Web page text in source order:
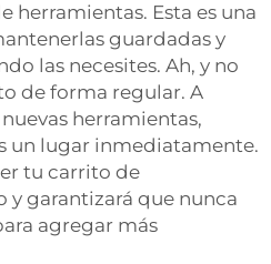
herramientas. Esta es una
guardadas y
las necesites. Ah, y no
de forma regular. A
herramientas,
un lugar inmediatamente.
tu carrito de
y garantizará que nunca
agregar más